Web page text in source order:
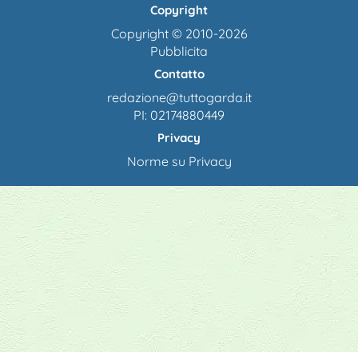
Copyright
Copyright © 2010-2026
Pubblicita
Contatto
redazione@tuttogarda.it
PI: 02174880449
Privacy
Norme su Privacy